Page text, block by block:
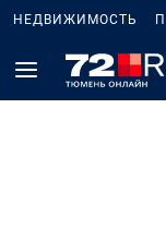
НЕДВИЖИМОСТЬ